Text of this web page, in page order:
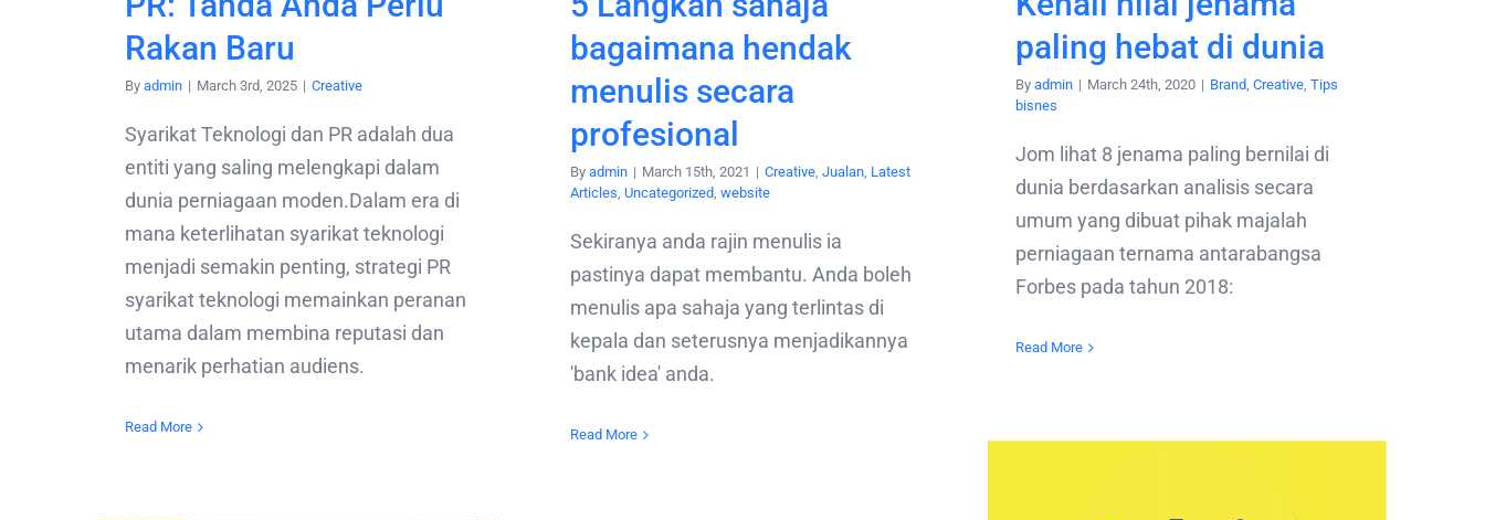
Rakan Baru
By admin | March 3rd, 2025 | Creative
Syarikat Teknologi dan PR adalah dua
entiti yang saling melengkapi dalam
dunia perniagaan moden.Dalam era di
mana keterlihatan syarikat teknologi
menjadi semakin penting, strategi PR
syarikat teknologi memainkan peranan
utama dalam membina reputasi dan
menarik perhatian audiens.
Read More
bagaimana hendak
menulis secara
profesional
By admin | March 15th, 2021 | Creative, Jualan, Latest
Articles, Uncategorized, website
Sekiranya anda rajin menulis ia
pastinya dapat membantu. Anda boleh
menulis apa sahaja yang terlintas di
kepala dan seterusnya menjadikannya
'bank idea' anda.
Read More
paling hebat di dunia
By admin | March 24th, 2020 | Brand, Creative, Tips
bisnes
Jom lihat 8 jenama paling bernilai di
dunia berdasarkan analisis secara
umum yang dibuat pihak majalah
perniagaan ternama antarabangsa
Forbes pada tahun 2018:
Read More